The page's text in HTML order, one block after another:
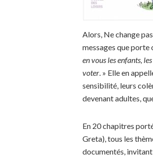
Alors, Ne change
messages que porte
en vous les enfants,
voter. » Elle en
sensibilité, leurs
devenant adultes,
En 20 chapitres
Greta), tous les
documentés,